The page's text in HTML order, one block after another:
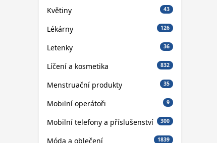
Květiny 43
Lékárny 126
Letenky 36
Líčení a kosmetika 832
Menstruační produkty 35
Mobilní operátoři 9
Mobilní telefony a příslušenství 300
Móda a oblečení 1839